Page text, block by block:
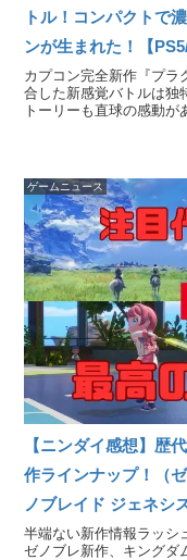
トル！コンパクトで
ンが生まれた！【
カプコン完全新作『プラ
合した新感覚バトルは独
トーリーも直球の感動が
ゲームニュース
【ニンダイ感想】歴
作ラインナップ！（
ノブレイド ジェネシ
ンドーダイレクト
半端ない新作情報ラッシ
ゼノブレ新作、キングダ